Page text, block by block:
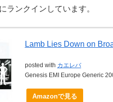
ランクインしています。
Lamb Lies Down on
posted with カエレバ
Genesis EMI Europe Generic
Amazonで見る